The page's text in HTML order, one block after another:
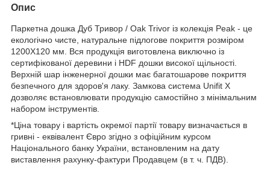
Опис
Паркетна дошка Дуб Тривор / Oak Trivor із колекція Peak - це
екологічно чисте, натуральне підлогове покриття розміром
1200Х120 мм. Вся продукція виготовлена виключно із
сертифікованої деревини і HDF дошки високої щільності.
Верхній шар інженерної дошки має багатошарове покриття
безпечного для здоров'я лаку. Замкова система Unifit X
дозволяє встановлювати продукцію самостійно з мінімальним
набором інструментів.
*Ціна товару і вартість окремої партії товару визначається в
гривні - еквівалент Євро згідно з офіційним курсом
Національного банку України, встановленим на дату
виставлення рахунку-фактури Продавцем (в т. ч. ПДВ).